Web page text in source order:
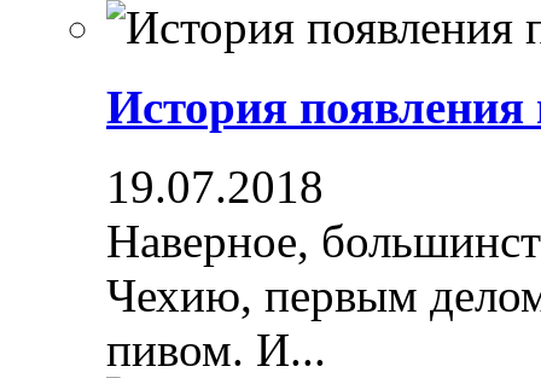
История появления
19.07.2018
Наверное,
Чехию, первым
пивом. И...